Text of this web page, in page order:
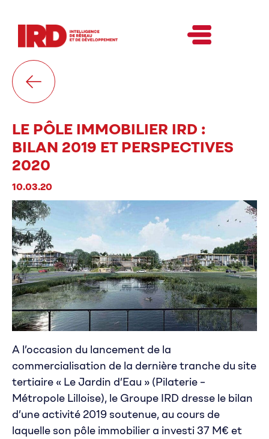
LE PÔLE IMMOBILIER IRD :
BILAN 2019 ET PERSPECTIVES
2020
10.03.20
A l’occasion du lancement de la
commercialisation de la dernière tranche du site
tertiaire « Le Jardin d’Eau » (Pilaterie –
Métropole Lilloise), le Groupe IRD dresse le bilan
d’une activité 2019 soutenue, au cours de
laquelle son pôle immobilier a investi 37 M€ et